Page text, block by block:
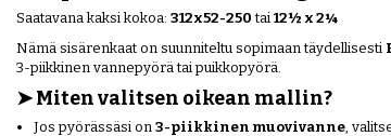
Saatavana kaksi kokoa: 312x52-250 tai 12½ x 2¼
Nämä sisärenkaat on suunniteltu sopimaan täydellisesti
3-piikkinen vannepyörä tai puikkopyörä.
➤ Miten valitsen oikean mallin?
Jos pyörässäsi on 3-piikkinen muovivanne,